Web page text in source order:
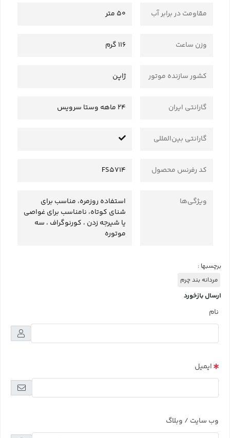
مقاومت در برابر آب 50 متر
وزن ساعت 116 گرم
کشور سازنده موتور ژاپن
گارانتی ایران 24 ماهه وستا سرویس
گارانتی بین‌المللی
کد رفرنس محصول FS5714
ویژگی‌ها
استفاده روزمره، مناسب برای
شنای کوتاه، نامناسب برای غواصی
یا شیرجه زدن ، کورنوگراف ، سه
موتوره
برچسبها :
مردانه بند چرم
ارسال بازخورد
نام
ایمیل
وب سایت / وبلاگ